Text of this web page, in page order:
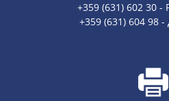
+359 (631) 602 30 -
+359 (631) 604 98 -